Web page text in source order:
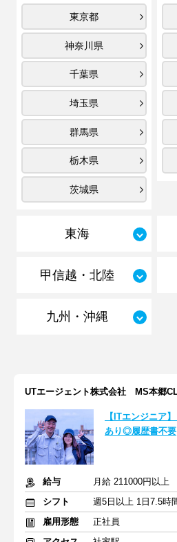
東京都
神奈川県
千葉県
埼玉県
群馬県
栃木県
茨城県
東海
甲信越・北陸
九州・沖縄
UTエージェント株式会社 MS本郷CL
【ITエンジニア
あり◎履歴書不要
給与
月給 211000円以上
シフト
週5日以上 1日7.5時
雇用形態
正社員